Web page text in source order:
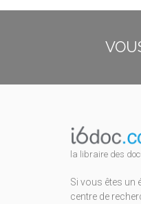
la libraire des
Si vous êtes un
centre de